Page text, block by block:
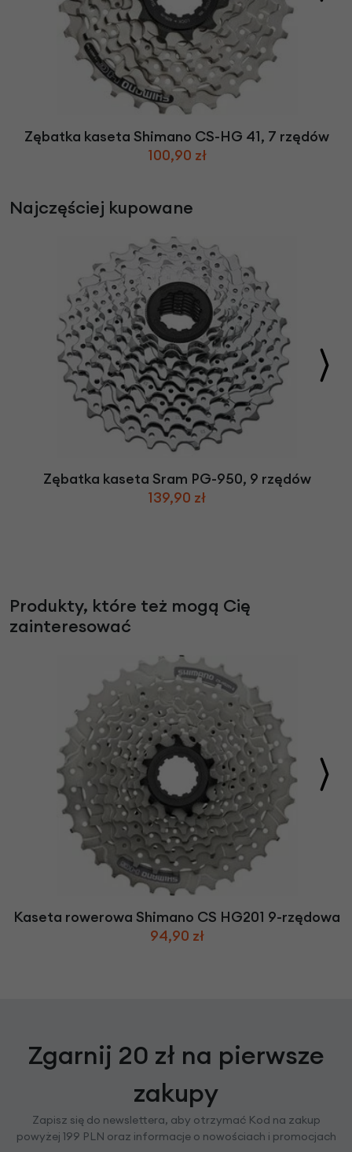
Zębatka kaseta Shimano CS-HG 41, 7 rzędów
100,90 zł
Najczęściej kupowane
Zębatka kaseta Sram PG-950, 9 rzędów
139,90 zł
Produkty, które też mogą Cię
zainteresować
Kaseta rowerowa Shimano CS HG201 9-rzędowa
94,90 zł
Zgarnij 20 zł na pierwsze
zakupy
Zapisz się do newslettera, aby otrzymać Kod na zakup
powyżej 199 PLN oraz informacje o nowościach i promocjach